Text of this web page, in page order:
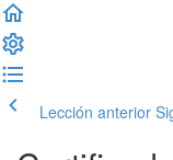
Lección anterior